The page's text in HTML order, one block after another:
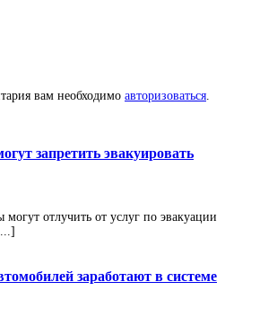
вам необходимо авторизоваться
запретить эвакуировать
отлучить от услуг по эвакуации
заработают в системе